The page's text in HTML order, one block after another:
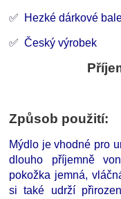
✅ Hezké dárkové
✅Český výrobek
Způsob použití:
Mýdlo je vhodné pro
dlouho příjemně
pokožka jemná,
si také udrží